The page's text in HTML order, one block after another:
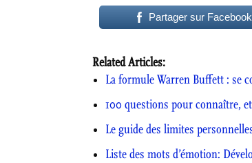
Partager sur Facebook
Related Articles:
La formule Warren Buffett : se
100 questions pour connaître,
Le guide des limites
Liste des mots d’émotion: